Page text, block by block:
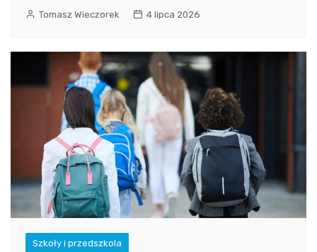
Tomasz Wieczorek 4 lipca 2026
Szkoły i przedszkola